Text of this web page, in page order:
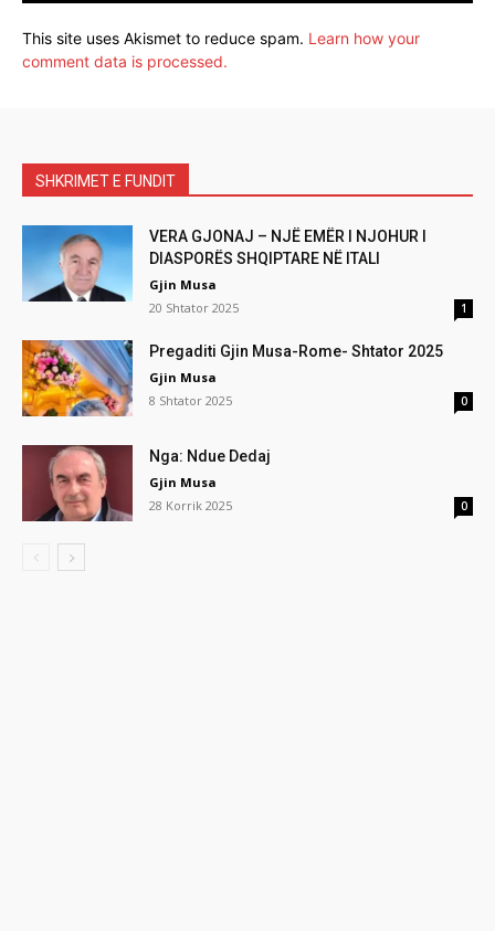
This site uses Akismet to reduce spam. Learn how your
comment data is processed.
SHKRIMET E FUNDIT
VERA GJONAJ – NJË EMËR I NJOHUR I
DIASPORËS SHQIPTARE NË ITALI
Gjin Musa
20 Shtator 2025
1
Pregaditi Gjin Musa-Rome- Shtator 2025
Gjin Musa
8 Shtator 2025
0
Nga: Ndue Dedaj
Gjin Musa
28 Korrik 2025
0